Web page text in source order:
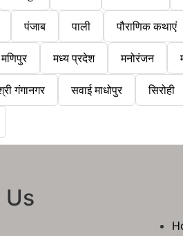
पंजाब पाली पौराणिक कथाएं
मणिपुर मध्य प्रदेश मनोरंजन
गंगानगर सवाई माधोपुर सिरोही
Us